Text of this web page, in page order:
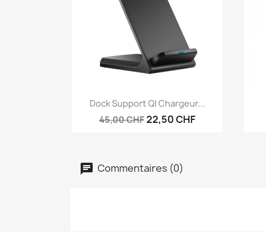
Aperçu rapide
Dock Support QI Chargeur...
45,00 CHF22,50 CHF
Commentaires (0)